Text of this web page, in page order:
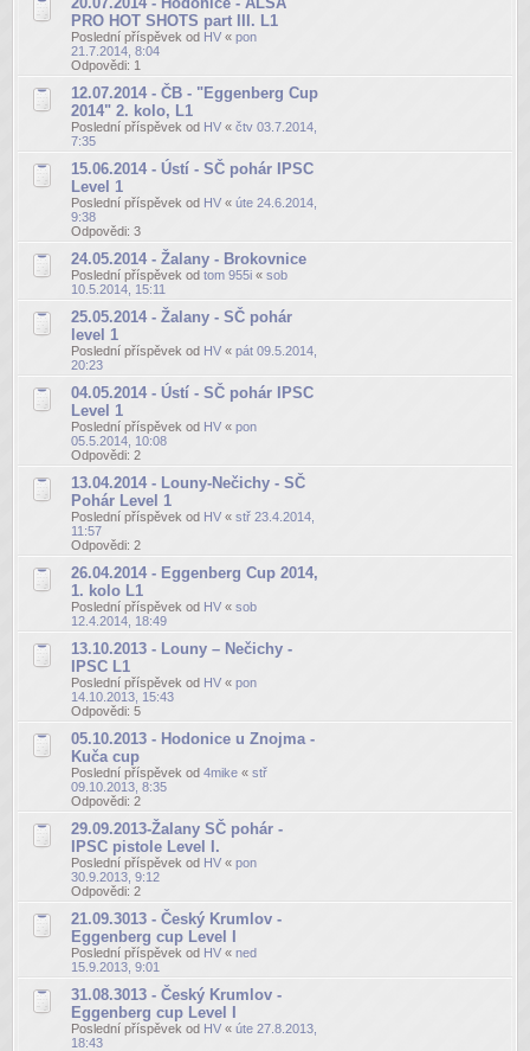
PRO HOT SHOTS part III. L1
Poslední příspěvek od HV « pon
21.7.2014, 8:04
Odpovědi: 1
12.07.2014 - ČB - "Eggenberg Cup
2014" 2. kolo, L1
Poslední příspěvek od HV « čtv 03.7.2014,
7:35
15.06.2014 - Ústí - SČ pohár IPSC
Level 1
Poslední příspěvek od HV « úte 24.6.2014,
9:38
Odpovědi: 3
24.05.2014 - Žalany - Brokovnice
Poslední příspěvek od tom 955i « sob
10.5.2014, 15:11
25.05.2014 - Žalany - SČ pohár
level 1
Poslední příspěvek od HV « pát 09.5.2014,
20:23
04.05.2014 - Ústí - SČ pohár IPSC
Level 1
Poslední příspěvek od HV « pon
05.5.2014, 10:08
Odpovědi: 2
13.04.2014 - Louny-Nečichy - SČ
Pohár Level 1
Poslední příspěvek od HV « stř 23.4.2014,
11:57
Odpovědi: 2
26.04.2014 - Eggenberg Cup 2014,
1. kolo L1
Poslední příspěvek od HV « sob
12.4.2014, 18:49
13.10.2013 - Louny – Nečichy -
IPSC L1
Poslední příspěvek od HV « pon
14.10.2013, 15:43
Odpovědi: 5
05.10.2013 - Hodonice u Znojma -
Kuča cup
Poslední příspěvek od 4mike « stř
09.10.2013, 8:35
Odpovědi: 2
29.09.2013-Žalany SČ pohár -
IPSC pistole Level I.
Poslední příspěvek od HV « pon
30.9.2013, 9:12
Odpovědi: 2
21.09.3013 - Český Krumlov -
Eggenberg cup Level I
Poslední příspěvek od HV « ned
15.9.2013, 9:01
31.08.3013 - Český Krumlov -
Eggenberg cup Level I
Poslední příspěvek od HV « úte 27.8.2013,
18:43